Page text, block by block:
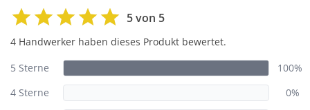
5 von 5
4 Handwerker haben dieses Produkt bewertet.
5 Sterne
100%
4 Sterne
0%